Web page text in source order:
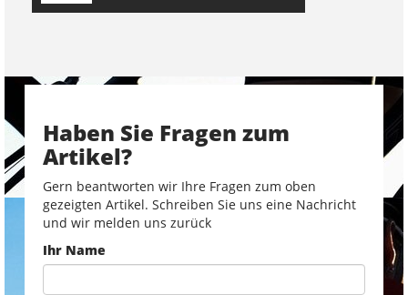
Haben Sie Fragen zum
Artikel?
Gern beantworten wir Ihre Fragen zum oben
gezeigten Artikel. Schreiben Sie uns eine Nachricht
und wir melden uns zurück
Ihr Name